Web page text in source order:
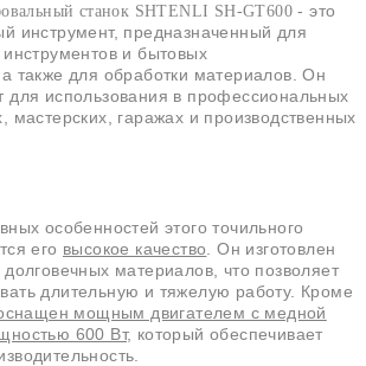
станок SHTENLI SH-GT600 - это
инструмент, предназначенный для
инструментов и бытовых
также для обработки материалов. Он
для использования в профессиональных
мастерских, гаражах и производственных
особенностей этого точильного
его высокое качество . Он изготовлен
материалов, что позволяет
длительную и тяжелую работу. Кроме
мощным двигателем с медной
600 Вт, который обеспечивает